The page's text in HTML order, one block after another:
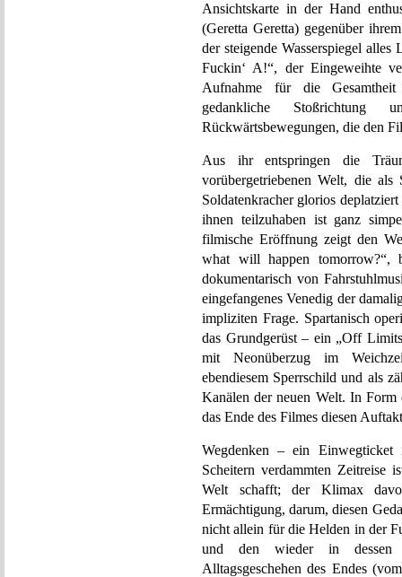
Ansichtskarte in der Hand
(Geretta Geretta) gegenüber
der steigende Wasserspiegel
Fuckin‘ A!“, der Eingeweihte
Aufnahme für die
gedankliche Stoßrichtung
Rückwärtsbewegungen, die den
Aus ihr entspringen die
vorübergetriebenen Welt, die
Soldatenkracher glorios
ihnen teilzuhaben ist ganz
filmische Eröffnung zeigt den
what will happen tomorrow?“,
dokumentarisch von
eingefangenes Venedig der
impliziten Frage. Spartanisch
das Grundgerüst – ein „Off
mit Neonüberzug im
ebendiesem Sperrschild und als
Kanälen der neuen Welt. In
das Ende des Filmes diesen
Wegdenken – ein
Scheitern verdammten Zeitreise
Welt schafft; der Klimax
Ermächtigung, darum, diesen
nicht allein für die Helden in der
und den wieder in dessen
Alltagsgeschehen des Endes